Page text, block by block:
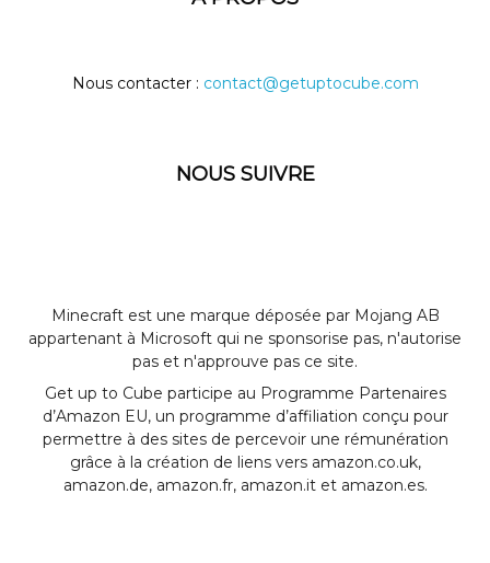
Nous contacter : contact@getuptocube.com
NOUS SUIVRE
Minecraft est une marque déposée par Mojang AB
appartenant à Microsoft qui ne sponsorise pas, n'autorise
pas et n'approuve pas ce site.
Get up to Cube participe au Programme Partenaires
d’Amazon EU, un programme d’affiliation conçu pour
permettre à des sites de percevoir une rémunération
grâce à la création de liens vers amazon.co.uk,
amazon.de, amazon.fr, amazon.it et amazon.es.